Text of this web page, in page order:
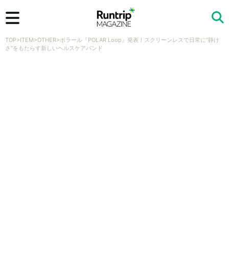
検索
TOP>ITEM>OTHER>ポラール『POLAR Loop』発表！スクリーンレスで日常に“静け
さ”をもたらす新しいヘルスケアバンド